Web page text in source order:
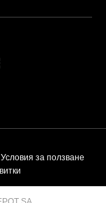
Условия за ползване